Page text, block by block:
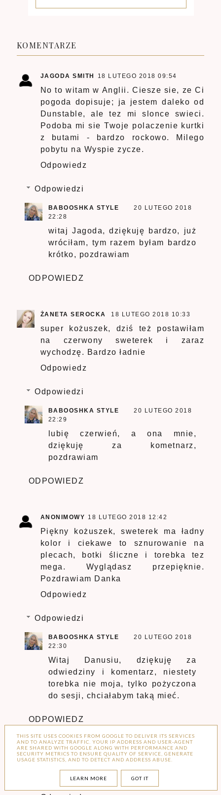
KOMENTARZE
JAGODA SMITH 18 LUTEGO 2018 09:54
No to witam w Anglii. Ciesze sie, ze Ci
pogoda dopisuje; ja jestem daleko od
Dunstable, ale tez mi slonce swieci.
Podoba mi sie Twoje polaczenie kurtki
z butami - bardzo rockowo. Milego
pobytu na Wyspie zycze.
Odpowiedz
Odpowiedzi
BABOOSHKA STYLE
20 LUTEGO 2018
22:28
witaj Jagoda, dziękuję bardzo, już
wróciłam, tym razem byłam bardzo
krótko, pozdrawiam
ODPOWIEDZ
ŻANETA SEROCKA 18 LUTEGO 2018 10:33
super kożuszek, dziś też postawiłam
na czerwony sweterek i zaraz
wychodzę. Bardzo ładnie
Odpowiedz
Odpowiedzi
BABOOSHKA STYLE
20 LUTEGO 2018
22:29
lubię czerwień, a ona mnie,
dziękuję za kometnarz,
pozdrawiam
ODPOWIEDZ
ANONIMOWY 18 LUTEGO 2018 12:42
Piękny kożuszek, sweterek ma ładny
kolor i ciekawe to sznurowanie na
plecach, botki śliczne i torebka tez
mega. Wyglądasz przepięknie.
Pozdrawiam Danka
Odpowiedz
Odpowiedzi
BABOOSHKA STYLE
20 LUTEGO 2018
22:30
Witaj Danusiu, dziękuję za
odwiedziny i komentarz, niestety
torebka nie moja, tylko pożyczona
do sesji, chciałabym taką mieć.
ODPOWIEDZ
MAGDA AFTYKA 18 LUTEGO 2018 17:39
świetnie w tym zestawie wygląda
czerwień :D
THIS SITE USES COOKIES FROM GOOGLE TO DELIVER ITS SERVICES
AND TO ANALYZE TRAFFIC. YOUR IP ADDRESS AND USER-AGENT
ARE SHARED WITH GOOGLE ALONG WITH PERFORMANCE AND
SECURITY METRICS TO ENSURE QUALITY OF SERVICE, GENERATE
USAGE STATISTICS, AND TO DETECT AND ADDRESS ABUSE.
LEARN MORE GOT IT